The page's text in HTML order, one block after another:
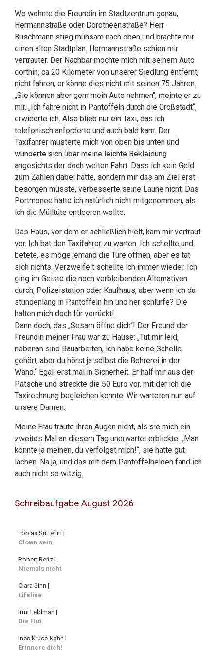
Wo wohnte die Freundin im Stadtzentrum genau,
Hermannstraße oder Dorotheenstraße? Herr
Buschmann stieg mühsam nach oben und brachte mir
einen alten Stadtplan. Hermannstraße schien mir
vertrauter. Der Nachbar mochte mich mit seinem Auto
dorthin, ca 20 Kilometer von unserer Siedlung entfernt,
nicht fahren, er könne dies nicht mit seinen 75 Jahren.
„Sie können aber gern mein Auto nehmen“, meinte er zu
mir. „Ich fahre nicht in Pantoffeln durch die Großstadt“,
erwiderte ich. Also blieb nur ein Taxi, das ich
telefonisch anforderte und auch bald kam. Der
Taxifahrer musterte mich von oben bis unten und
wunderte sich über meine leichte Bekleidung
angesichts der doch weiten Fahrt. Dass ich kein Geld
zum Zahlen dabei hätte, sondern mir das am Ziel erst
besorgen müsste, verbesserte seine Laune nicht. Das
Portmonee hatte ich natürlich nicht mitgenommen, als
ich die Mülltüte entleeren wollte.
Das Haus, vor dem er schließlich hielt, kam mir vertraut
vor. Ich bat den Taxifahrer zu warten. Ich schellte und
betete, es möge jemand die Türe öffnen, aber es tat
sich nichts. Verzweifelt schellte ich immer wieder. Ich
ging im Geiste die noch verbleibenden Alternativen
durch, Polizeistation oder Kaufhaus, aber wenn ich da
stundenlang in Pantoffeln hin und her schlurfe? Die
halten mich doch für verrückt!
Dann doch, das „Sesam öffne dich“! Der Freund der
Freundin meiner Frau war zu Hause: „Tut mir leid,
nebenan sind Bauarbeiten, ich habe keine Schelle
gehört, aber du hörst ja selbst die Bohrerei in der
Wand.“ Egal, erst mal in Sicherheit. Er half mir aus der
Patsche und streckte die 50 Euro vor, mit der ich die
Taxirechnung begleichen konnte. Wir warteten nun auf
unsere Damen.
Meine Frau traute ihren Augen nicht, als sie mich ein
zweites Mal an diesem Tag unerwartet erblickte. „Man
könnte ja meinen, du verfolgst mich!“, sie hatte gut
lachen. Na ja, und das mit dem Pantoffelhelden fand ich
auch nicht so witzig.
Schreibaufgabe August 2026
Tobias Sütterlin |
Clown sein
Robert Reitz |
Niemals nicht
Clara Sinn |
Lifeline
Irmi Feldman |
Die Flut
Ines Kruse-Kahn |
Erinnere dich!